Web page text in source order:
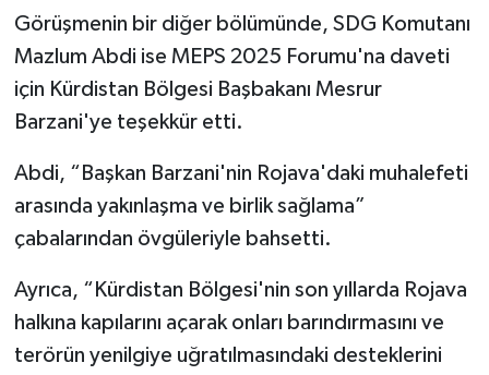
Görüşmenin bir diğer bölümünde, SDG Komutanı
Mazlum Abdi ise MEPS 2025 Forumu'na daveti
için Kürdistan Bölgesi Başbakanı Mesrur ​​
Barzani'ye teşekkür etti.
Abdi, “Başkan Barzani'nin Rojava'daki muhalefeti
arasında yakınlaşma ve birlik sağlama”
çabalarından övgüleriyle bahsetti.
Ayrıca, “Kürdistan Bölgesi'nin son yıllarda Rojava
halkına kapılarını açarak onları barındırmasını ve
terörün yenilgiye uğratılmasındaki desteklerini